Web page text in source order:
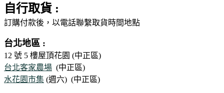
自行取貨 :
訂購付款後，以電話聯繫取貨時間地點
台北地區 :
12 號 5 樓屋頂花園 (中正區)
台北客家農場 (中正區)
水花園市集 (週六) (中正區)